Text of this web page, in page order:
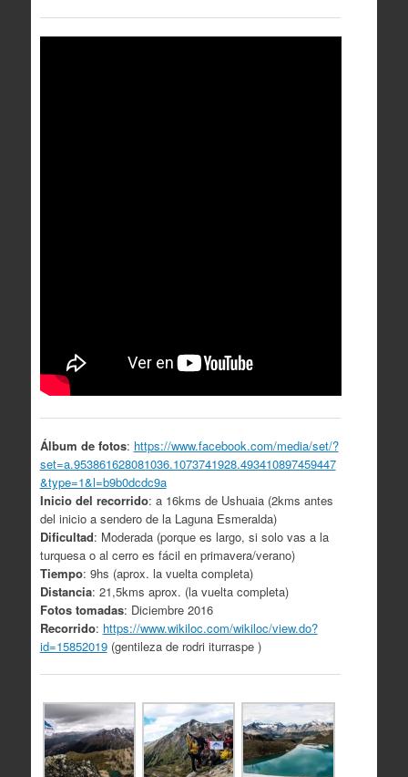
Álbum de fotos: https://www.facebook.com/media/set/?
set=a.953861628081036.1073741928.493410897459447
&type=1&l=b9b0dcdc9a
Inicio del recorrido: a 16kms de Ushuaia (2kms antes
del inicio a sendero de la Laguna Esmeralda)
Dificultad: Moderada (porque es largo, si solo vas a la
turquesa o al cerro es fácil en primavera/verano)
Tiempo: 9hs (aprox. la vuelta completa)
Distancia: 21,5kms aprox. (la vuelta completa)
Fotos tomadas: Diciembre 2016
Recorrido: https://www.wikiloc.com/wikiloc/view.do?
id=15852019(gentileza de rodri iturraspe )